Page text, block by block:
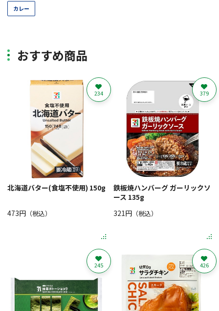
カレー
おすすめ商品
北海道バター(食塩不使用) 150g
473円 （税込）
234
鉄板焼ハンバーグ ガーリックソ
ース 135g
321円（税込）
379
245 426